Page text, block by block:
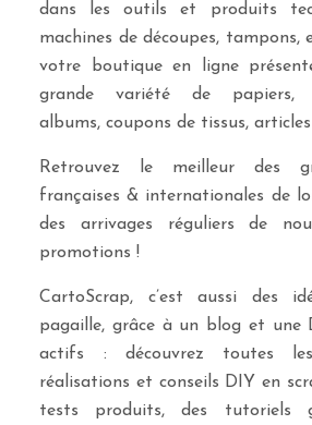
dans les outils et produits
machines de découpes, tampons,
votre boutique en ligne
grande variété de papiers,
albums, coupons de tissus,
Retrouvez le meilleur des
françaises & internationales de
des arrivages réguliers de
promotions !
CartoScrap, c’est aussi des
pagaille, grâce à un blog et une
actifs : découvrez toutes
réalisations et conseils DIY en
tests produits, des tutoriels